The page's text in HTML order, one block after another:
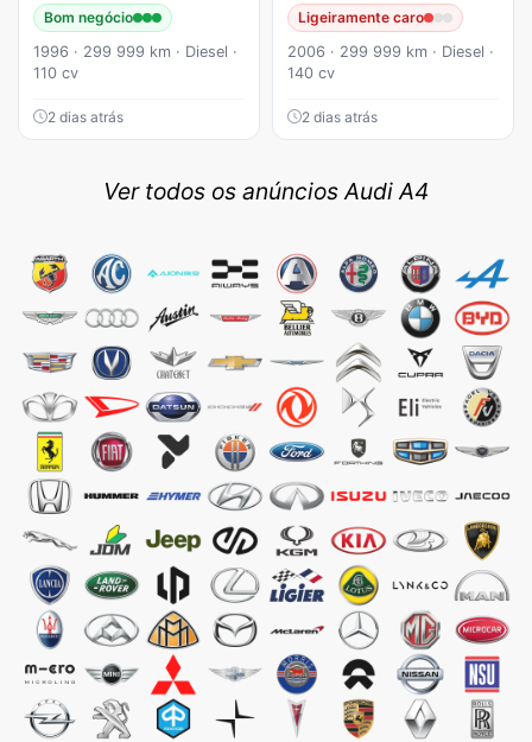
Bom negócio
1996 · 299 999 km · Diesel ·
110 cv
2 dias atrás
Ligeiramente caro
2006 · 299 999 km · Diesel ·
140 cv
2 dias atrás
Ver todos os anúncios Audi A4